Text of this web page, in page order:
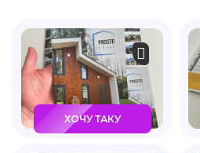
ХОЧУ ТАКУ